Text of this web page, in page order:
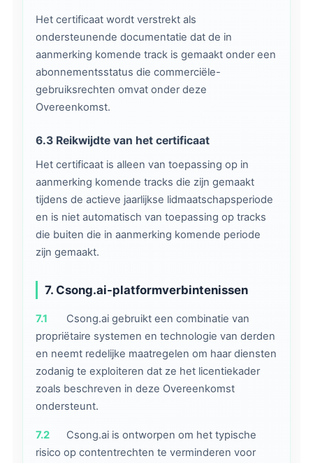
Het certificaat wordt verstrekt als
ondersteunende documentatie dat de in
aanmerking komende track is gemaakt onder een
abonnementsstatus die commerciële-
gebruiksrechten omvat onder deze
Overeenkomst.
6.3 Reikwijdte van het certificaat
Het certificaat is alleen van toepassing op in
aanmerking komende tracks die zijn gemaakt
tijdens de actieve jaarlijkse lidmaatschapsperiode
en is niet automatisch van toepassing op tracks
die buiten die in aanmerking komende periode
zijn gemaakt.
7. Csong.ai-platformverbintenissen
7.1
Csong.ai gebruikt een combinatie van
propriëtaire systemen en technologie van derden
en neemt redelijke maatregelen om haar diensten
zodanig te exploiteren dat ze het licentiekader
zoals beschreven in deze Overeenkomst
ondersteunt.
7.2
Csong.ai is ontworpen om het typische
risico op contentrechten te verminderen voor